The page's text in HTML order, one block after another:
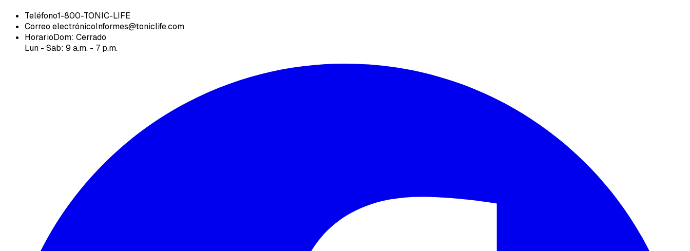
Teléfono1-800-TONIC-LIFE
Correo electrónicoInformes@toniclife.com
HorarioDom: Cerrado
Lun - Sab: 9 a.m. - 7 p.m.